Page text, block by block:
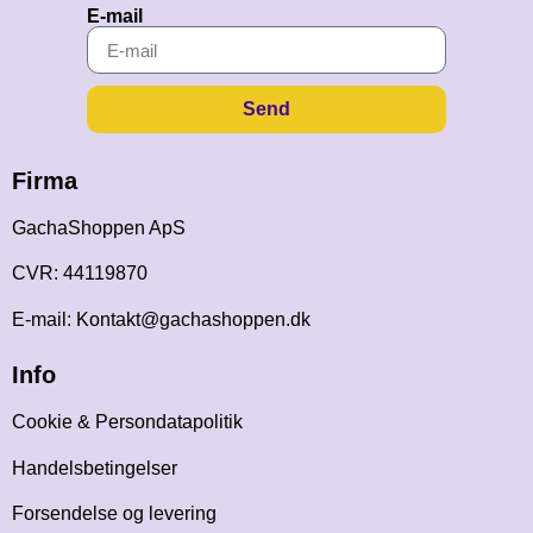
E-mail
Send
Firma
GachaShoppen ApS
CVR: 44119870
E-mail: Kontakt@gachashoppen.dk
Info
Cookie & Persondatapolitik
Handelsbetingelser
Forsendelse og levering